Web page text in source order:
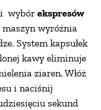
wybór ekspresów
maszyn wyróżnia
System kapsułek
kawy eliminuje
ziaren. Włóż
i naciśnij
sekund